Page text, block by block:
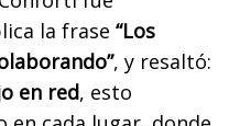
la frase “Los
, y resaltó:
en red, esto